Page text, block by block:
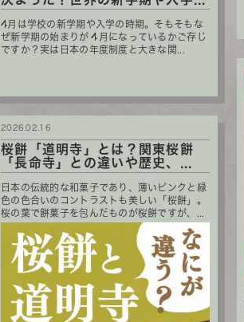
4月は学校の新学期や入学の時期。そもそもな
ぜ新学期の始まりが４月になっているかご存じ
ですか？実は日本の年度制度と大きな関...
桜餅「道明寺」とは？関東桜餅
「長命寺」との違いや歴史、...
日本の伝統的な和菓子であり、薄いピンクと緑
色の色合いのコントラストも美しい「桜餅」。
桜の葉で餅菓子を包んだものが桜餅ですが、...
2026.02.16